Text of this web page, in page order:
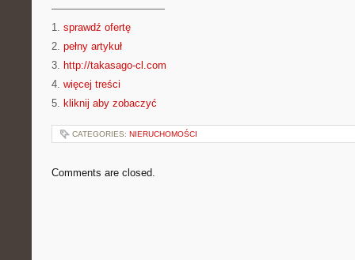
———————————
1. sprawdź ofertę
2. pełny artykuł
3. http://takasago-cl.com
4. więcej treści
5. kliknij aby zobaczyć
CATEGORIES: NIERUCHOMOŚCI
Comments are closed.